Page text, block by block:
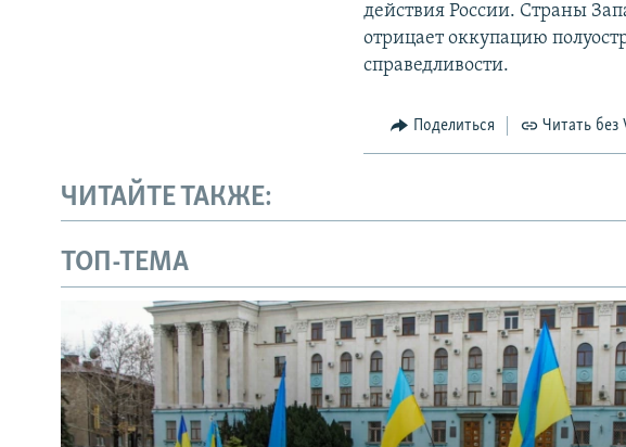
действия России. Страны
отрицает оккупацию
справедливости.
Поделиться Читать без
ЧИТАЙТЕ ТАКЖЕ:
ТОП-ТЕМА